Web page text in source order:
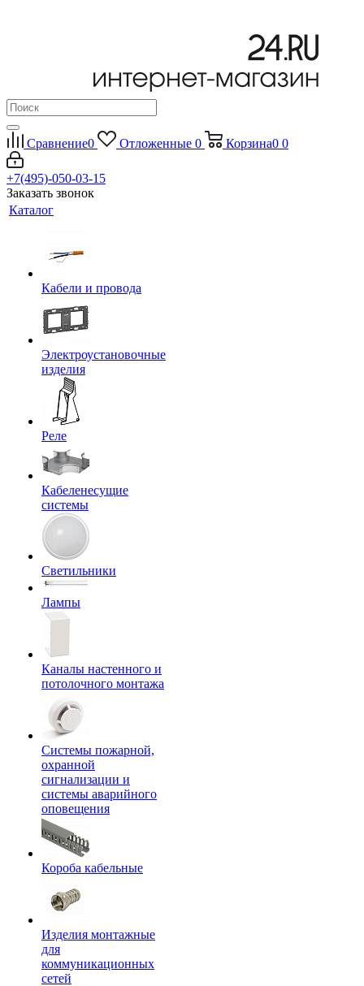
Сравнение0 Отложенные 0 Корзина0 0
+7(495)-050-03-15
Заказать звонок
Каталог
Кабели и провода
Электроустановочные
изделия
Реле
Кабеленесущие
системы
Светильники
Лампы
Каналы настенного и
потолочного монтажа
Системы пожарной,
охранной
сигнализации и
системы аварийного
оповещения
Короба кабельные
Изделия монтажные
для
коммуникационных
сетей